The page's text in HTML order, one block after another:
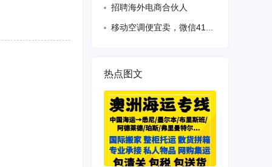
招聘海外电商合伙人
移动空调便宜卖，微信412719590，电话614388229，马德里面交，15
热点图文